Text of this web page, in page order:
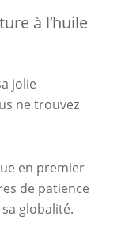
à l’huile
jolie
ne trouvez
en premier
de patience
globalité.